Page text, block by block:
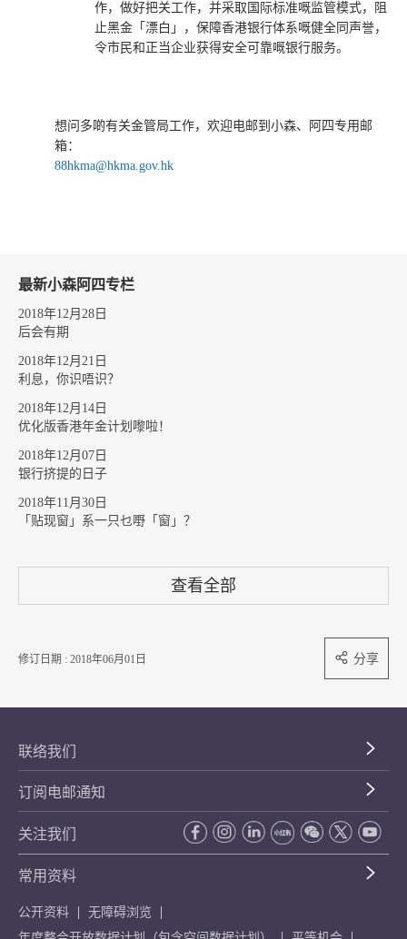
作，做好把关工作，并采取国际标准嘅监管模式，阻
止黑金「漂白」，保障香港银行体系嘅健全同声誉，
令市民和正当企业获得安全可靠嘅银行服务。
想问多啲有关金管局工作，欢迎电邮到小森、阿四专用邮
箱：
88hkma@hkma.gov.hk
最新小森阿四专栏
2018年12月28日
后会有期
2018年12月21日
利息，你识唔识？
2018年12月14日
优化版香港年金计划嚟啦！
2018年12月07日
银行挤提的日子
2018年11月30日
「贴现窗」系一只乜嘢「窗」？
查看全部
修订日期 : 2018年06月01日 分享
联络我们
订阅电邮通知
关注我们
常用资料
公开资料
无障碍浏览